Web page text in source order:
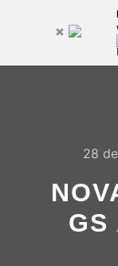
28
GS